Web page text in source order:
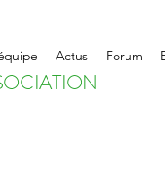
Actus Forum